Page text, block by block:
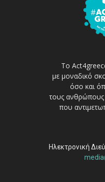
Το
με μοναδικό
όσο και
τους ανθρώπους
που
Ηλεκτρονική